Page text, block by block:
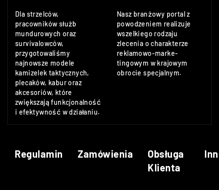
Dla strzelców,
pracowników służb
mundurowych oraz
survivalowców,
przygotowaliśmy
najnowsze modele
kamizelek taktycznych,
plecaków, kabur oraz
akcesoriów, które
zwiększają funkcjonalność
i efektywność w działaniu.
Nasz branżowy portal z
powodzeniem realizuje
wszelkiego rodzaju
zlecenia o charakterze
reklamowo-marke-
tingowym w krajowym
obrocie specjalnym.
Regulamin Zamówienia
Obsługa
Klienta